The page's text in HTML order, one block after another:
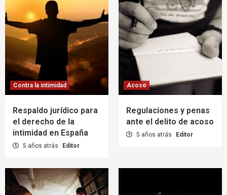
Contra la intimidad
Respaldo jurídico para
el derecho de la
intimidad en España
5 años atrás Editor
Acoso
Regulaciones y penas
ante el delito de acoso
5 años atrás Editor